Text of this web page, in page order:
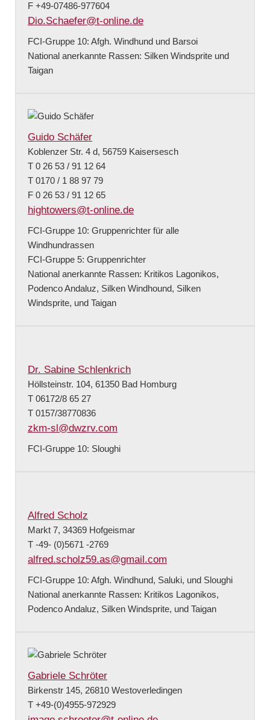
F +49-07486-977604
Dio.Schaefer@t-online.de
FCI-Gruppe 10: Afgh. Windhund und Barsoi
National anerkannte Rassen: Silken Windsprite und
Taigan
Guido Schäfer
Koblenzer Str. 4 d, 56759 Kaisersesch
T 0 26 53 / 91 12 64
T 0170 / 1 88 97 79
F 0 26 53 / 91 12 65
hightowers@t-online.de
FCI-Gruppe 10: Gruppenrichter für alle
Windhundrassen
FCI-Gruppe 5: Gruppenrichter
National anerkannte Rassen: Kritikos Lagonikos,
Podenco Andaluz, Silken Windhound, Silken
Windsprite, und Taigan
Dr. Sabine Schlenkrich
Höllsteinstr. 104, 61350 Bad Homburg
T 06172/8 65 27
T 0157/38770836
zkm-sl@dwzrv.com
FCI-Gruppe 10: Sloughi
Alfred Scholz
Markt 7, 34369 Hofgeismar
T -49- (0)5671 -2769
alfred.scholz59.as@gmail.com
FCI-Gruppe 10: Afgh. Windhund, Saluki, und Sloughi
National anerkannte Rassen: Kritikos Lagonikos,
Podenco Andaluz, Silken Windsprite, und Taigan
Gabriele Schröter
Birkenstr 145, 26810 Westoverledingen
T +49-(0)4955-972929